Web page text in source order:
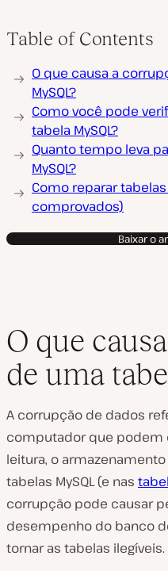
Table of Contents
O que causa a
MySQL?
Como você pode
tabela MySQL?
Quanto tempo leva
MySQL?
Como reparar
comprovados)
Baixar o
O que
de uma
A corrupção de dados
computador que podem
leitura, o
tabelas MySQL (e nas
corrupção pode causar
desempenho do banco
tornar as tabelas ilegíveis.